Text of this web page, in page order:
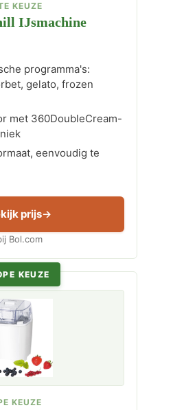
KEUZE
IJsmachine
programma's:
gelato, frozen
met 360DoubleCream-
eenvoudig te
prijs
Bol.com
KEUZE
KEUZE